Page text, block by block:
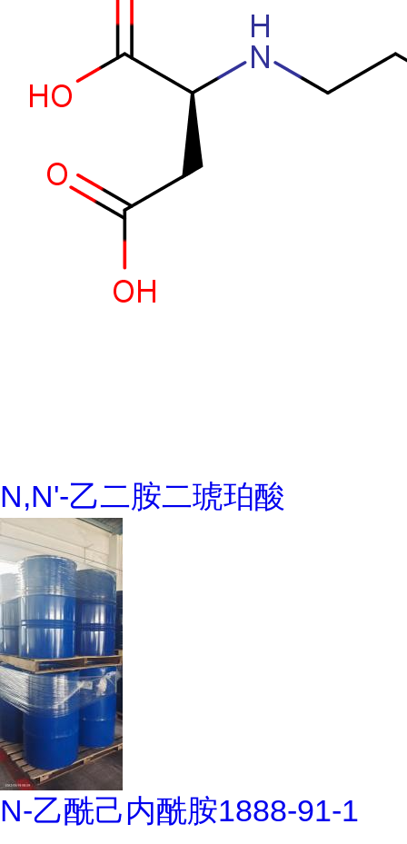
N,N'-乙二胺二琥珀酸
N-乙酰己内酰胺1888-91-1